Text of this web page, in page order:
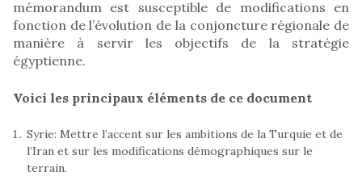
mémorandum est susceptible de modifications en
fonction de l’évolution de la conjoncture régionale de
manière à servir les objectifs de la stratégie
égyptienne.
Voici les principaux éléments de ce document
Syrie: Mettre l’accent sur les ambitions de la Turquie et de
l’Iran et sur les modifications démographiques sur le
terrain.